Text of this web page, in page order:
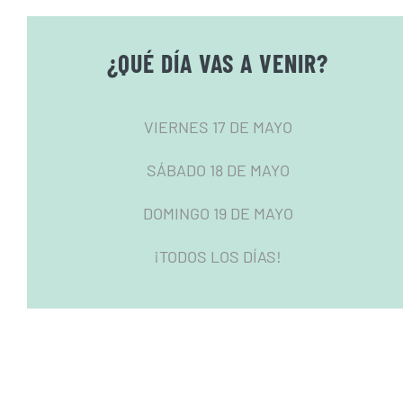
¿QUÉ DÍA VAS A VENIR?
VIERNES 17 DE MAYO
SÁBADO 18 DE MAYO
DOMINGO 19 DE MAYO
¡TODOS LOS DÍAS!